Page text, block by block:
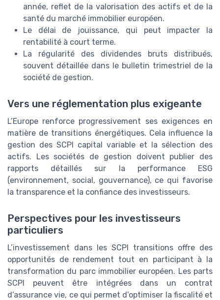
année, reflet de la valorisation des actifs et de la
santé du marché immobilier européen.
Le délai de jouissance, qui peut impacter la
rentabilité à court terme.
La régularité des dividendes bruts distribués,
souvent détaillée dans le bulletin trimestriel de la
société de gestion.
Vers une réglementation plus exigeante
L’Europe renforce progressivement ses exigences en
matière de transitions énergétiques. Cela influence la
gestion des SCPI capital variable et la sélection des
actifs. Les sociétés de gestion doivent publier des
rapports détaillés sur la performance ESG
(environnement, social, gouvernance), ce qui favorise
la transparence et la confiance des investisseurs.
Perspectives pour les investisseurs
particuliers
L’investissement dans les SCPI transitions offre des
opportunités de rendement tout en participant à la
transformation du parc immobilier européen. Les parts
SCPI peuvent être intégrées dans un contrat
d’assurance vie, ce qui permet d’optimiser la fiscalité et